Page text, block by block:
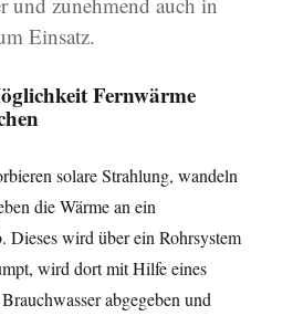
Einsatz.
Fernwärme
solare Strahlung, wandeln
die Wärme an ein
Dieses wird über ein Rohrsystem
wird dort mit Hilfe eines
abgegeben und